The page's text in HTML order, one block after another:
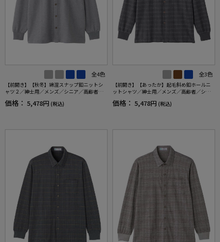
全4色
【前開き】【秋冬】綿混スナップ釦ニットシ
ャツ２／紳士用／メンズ／シニア／高齢者／
スナップボタン／着脱簡単／名前記入欄付／
胸ポケット／秋冬／プレゼント／ギフト【C
価格： 5,478円 (税込)
全3色
【前開き】【あったか】起毛斜め釦ホールニ
ットシャツ／紳士用／メンズ／高齢者／シニ
ア／秋冬／名前記入欄付／胸ポケット／洗濯
機OK／おしゃれ／お出かけ／ギフト／プレゼ
価格： 5,478円 (税込)